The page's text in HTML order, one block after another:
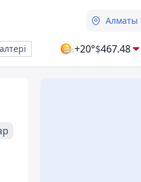
Алматы
+20°$467.48